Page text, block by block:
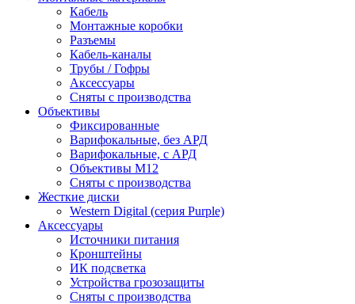
Кабель
Монтажные коробки
Разъемы
Кабель-каналы
Трубы / Гофры
Аксессуары
Сняты с производства
Объективы
Фиксированные
Варифокальные, без АРД
Варифокальные, с АРД
Объективы M12
Сняты с производства
Жесткие диски
Western Digital (серия Purple)
Аксессуары
Источники питания
Кронштейны
ИК подсветка
Устройства грозозащиты
Сняты с производства